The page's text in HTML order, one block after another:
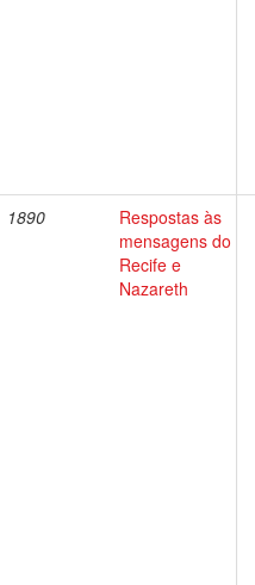
1890
Respostas às
mensagens do
Recife e
Nazareth